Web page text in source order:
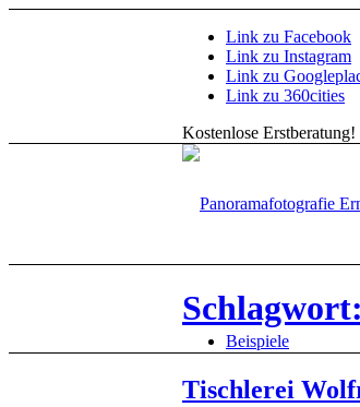
Link zu Facebook
Link zu Instagram
Link zu
Link zu 360cities
Kostenlose Erstberatung!
Beispiele
Tischlerei